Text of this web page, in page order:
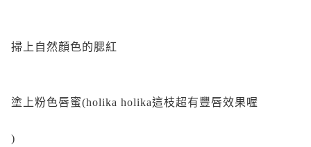
掃上自然顏色的腮紅
塗上粉色唇蜜(holika holika這枝超有豐唇效果喔
)